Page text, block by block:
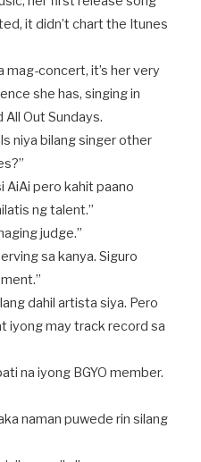
it didn’t chart the Itunes
mag-concert, it’s her very
she has, singing in
Out Sundays.
niya bilang singer other
AiAi pero kahit paano
ng talent.”
judge.”
sa kanya. Siguro
dahil artista siya. Pero
iyong may track record sa
na iyong BGYO member.
naman puwede rin silang